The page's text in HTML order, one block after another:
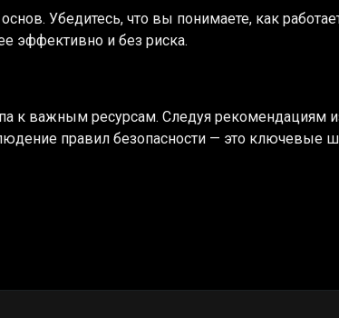
Убедитесь, что вы понимаете, как
эффективно и без риска.
к важным ресурсам. Следуя рекомендациям
правил безопасности — это ключевые